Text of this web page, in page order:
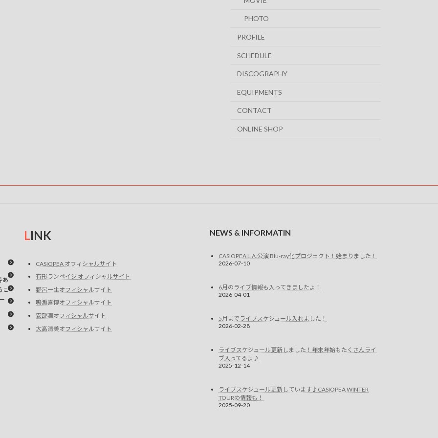
PHOTO
PROFILE
SCHEDULE
DISCOGRAPHY
EQUIPMENTS
CONTACT
ONLINE SHOP
あ
こ
LINK
CASIOPEA オフィシャルサイト
有形ランペイジ オフィシャルサイト
野呂一生オフィシャルサイト
鳴瀬喜博オフィシャルサイト
安部潤オフィシャルサイト
大高清美オフィシャルサイト
NEWS & INFORMATIN
CASIOPEA L.A.公演 Blu-ray化プロジェクト！始まりました！
2026-07-10
6月のライブ情報も入ってきましたよ！
2026-04-01
5月までライブスケジュール入れました！
2026-02-28
ライブスケジュール更新しました！年末年始もたくさんライ
ブ入ってるよ♪
2025-12-14
ライブスケジュール更新しています♪CASIOPEA WINTER
TOURの情報も！
2025-09-20